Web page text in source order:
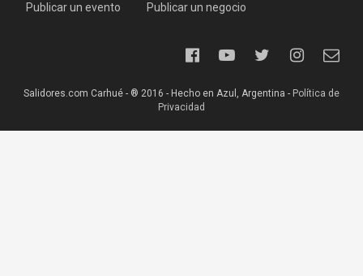
Publicar un evento Publicar un negocio
Salidores.com Carhué - ® 2016 - Hecho en Azul, Argentina - Política de
Privacidad